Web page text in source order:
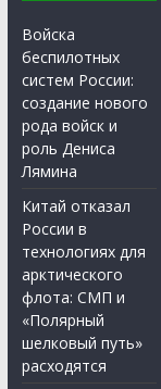
Войска
беспилотных
систем России:
создание нового
рода войск и
роль Дениса
Лямина
Китай отказал
России в
технологиях для
арктического
флота: СМП и
«Полярный
шелковый путь»
расходятся